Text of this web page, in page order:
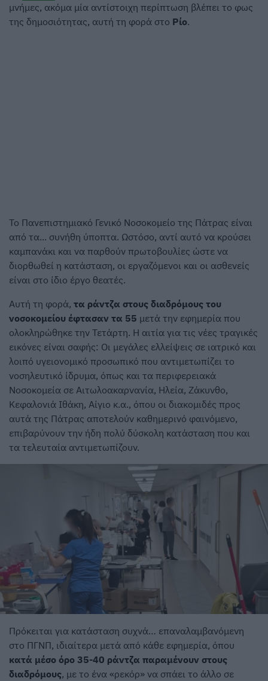
μνήμες, ακόμα μία αντίστοιχη περίπτωση βλέπει το φως
της δημοσιότητας, αυτή τη φορά στο Ρίο.
Το Πανεπιστημιακό Γενικό Νοσοκομείο της Πάτρας είναι
από τα... συνήθη ύποπτα. Ωστόσο, αντί αυτό να κρούσει
καμπανάκι και να παρθούν πρωτοβουλίες ώστε να
διορθωθεί η κατάσταση, οι εργαζόμενοι και οι ασθενείς
είναι στο ίδιο έργο θεατές.
Αυτή τη φορά, τα ράντζα στους διαδρόμους του
νοσοκομείου έφτασαν τα 55 μετά την εφημερία που
ολοκληρώθηκε την Τετάρτη. Η αιτία για τις νέες τραγικές
εικόνες είναι σαφής: Οι μεγάλες ελλείψεις σε ιατρικό και
λοιπό υγειονομικό προσωπικό που αντιμετωπίζει το
νοσηλευτικό ίδρυμα, όπως και τα περιφερειακά
Νοσοκομεία σε Αιτωλοακαρνανία, Ηλεία, Ζάκυνθο,
Κεφαλονιά Ιθάκη, Αίγιο κ.α., όπου οι διακομιδές προς
αυτά της Πάτρας αποτελούν καθημερινό φαινόμενο,
επιβαρύνουν την ήδη πολύ δύσκολη κατάσταση που και
τα τελευταία αντιμετωπίζουν.
Πρόκειται για κατάσταση συχνά… επαναλαμβανόμενη
στο ΠΓΝΠ, ιδιαίτερα μετά από κάθε εφημερία, όπου
κατά μέσο όρο 35-40 ράντζα παραμένουν στους
διαδρόμους, με το ένα «ρεκόρ» να σπάει το άλλο σε